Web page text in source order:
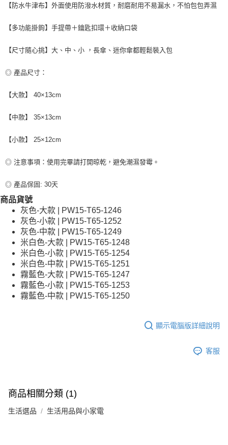
付款後7-11取貨
每筆NT$80，滿NT$599(含以上)免運費
【防水牛津布】外面使用防潑水材質，耐磨耐用不易漏水，不怕包包弄濕
【多功能掛鉤】手提帶＋鑰匙扣環＋收納口袋
【尺寸隨心挑】大、中、小 ，長傘、迷你傘都輕鬆裝入包
◎ 產品尺寸：
【大款】 40×13cm
【中款】 35×13cm
【小款】 25×12cm
◎ 注意事項：使用完畢請打開晾乾，避免潮濕發霉。
◎ 產品保固: 30天
商品貨號
灰色-大款 | PW15-T65-1246
灰色-小款 | PW15-T65-1252
灰色-中款 | PW15-T65-1249
米白色-大款 | PW15-T65-1248
米白色-小款 | PW15-T65-1254
米白色-中款 | PW15-T65-1251
霧藍色-大款 | PW15-T65-1247
霧藍色-小款 | PW15-T65-1253
霧藍色-中款 | PW15-T65-1250
顯示電腦版詳細說明
客服
商品相關分類 (1)
生活選品 生活用品與小家電